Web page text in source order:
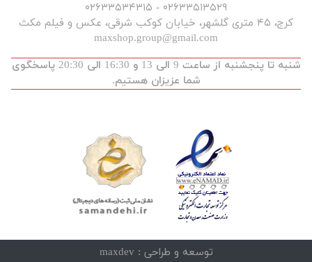
۰۲۶۳۳۵۱۳۵۲۹ - ۰۲۶۳۳۵۳۴۳۱۵
کرج، ۴۵ متری گلشهر، خیابان کوکب شرقی، عکس و فیلم مکث
maxshop.group@gmail.com
شنبه تا پنجشنبه از ساعت 9 الی 13 و 16:30 الی 20:30 پاسخگوی
شما عزیزان هستیم.
توسعه و طراحی : maxdev